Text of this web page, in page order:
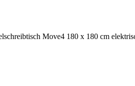
Move4 180 x 180 cm